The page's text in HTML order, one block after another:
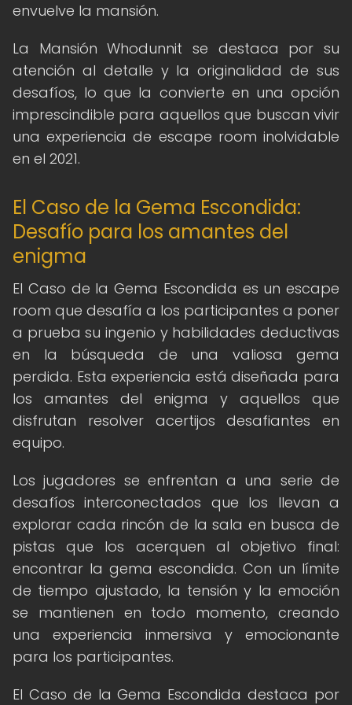
envuelve la mansión.
La Mansión Whodunnit se destaca por su
atención al detalle y la originalidad de sus
desafíos, lo que la convierte en una opción
imprescindible para aquellos que buscan vivir
una experiencia de escape room inolvidable
en el 2021.
El Caso de la Gema Escondida:
Desafío para los amantes del
enigma
El Caso de la Gema Escondida es un escape
room que desafía a los participantes a poner
a prueba su ingenio y habilidades deductivas
en la búsqueda de una valiosa gema
perdida. Esta experiencia está diseñada para
los amantes del enigma y aquellos que
disfrutan resolver acertijos desafiantes en
equipo.
Los jugadores se enfrentan a una serie de
desafíos interconectados que los llevan a
explorar cada rincón de la sala en busca de
pistas que los acerquen al objetivo final:
encontrar la gema escondida. Con un límite
de tiempo ajustado, la tensión y la emoción
se mantienen en todo momento, creando
una experiencia inmersiva y emocionante
para los participantes.
El Caso de la Gema Escondida destaca por